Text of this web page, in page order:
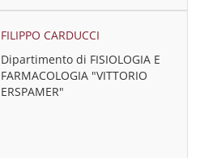
FILIPPO CARDUCCI
Dipartimento di FISIOLOGIA E
FARMACOLOGIA "VITTORIO
ERSPAMER"